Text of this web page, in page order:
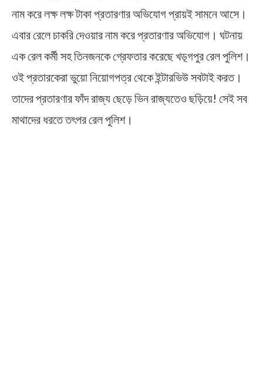
নাম করে লক্ষ লক্ষ টাকা প্রতারণার অভিযোগ প্রায়ই সামনে আসে।
এবার রেলে চাকরি দেওয়ার নাম করে প্রতারণার অভিযোগ। ঘটনায়
এক রেল কর্মী সহ তিনজনকে গ্রেফতার করেছে খড়্গপুর রেল পুলিশ।
ওই প্রতারকেরা ভুয়ো নিয়োগপত্র থেকে ইন্টারভিউ সবটাই করত।
তাদের প্রতারণার ফাঁদ রাজ্য ছেড়ে ভিন রাজ্যতেও ছড়িয়ে! সেই সব
মাথাদের ধরতে তৎপর রেল পুলিশ।